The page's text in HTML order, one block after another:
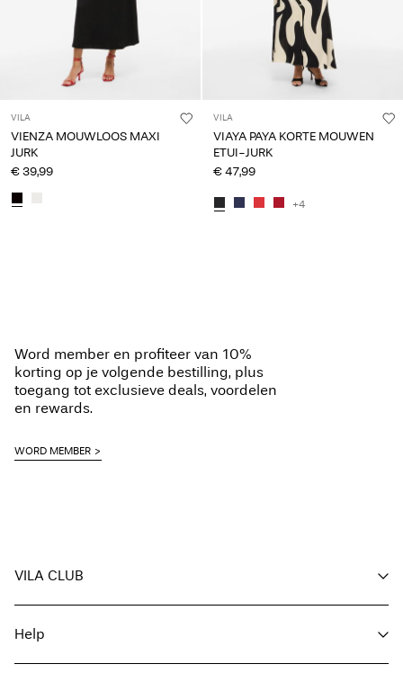
VILA
VIENZA MOUWLOOS MAXI
JURK
€ 39,99
VILA
VIAYA PAYA KORTE MOUWEN
ETUI-JURK
€ 47,99
+4
Word member en profiteer van 10%
korting op je volgende bestilling, plus
toegang tot exclusieve deals, voordelen
en rewards.
WORD MEMBER
VILA CLUB
Word member
Mijn account
Help